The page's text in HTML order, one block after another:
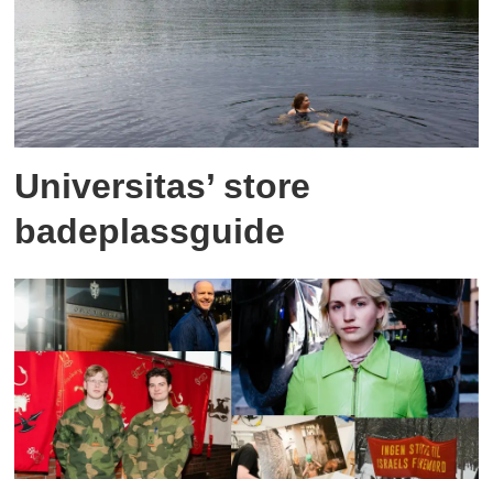
Universitas’ store
badeplassguide